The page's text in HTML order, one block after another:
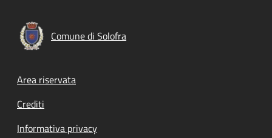
Comune di Solofra
Footer menu
Area riservata
Crediti
Informativa privacy